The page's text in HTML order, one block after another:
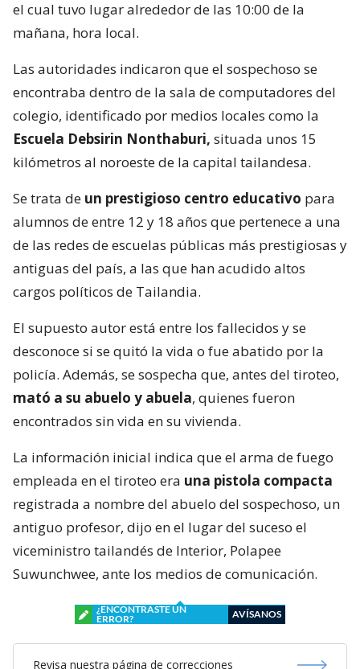
el cual tuvo lugar alrededor de las 10:00 de la
mañana, hora local.
Las autoridades indicaron que el sospechoso se
encontraba dentro de la sala de computadores del
colegio, identificado por medios locales como la
Escuela Debsirin Nonthaburi, situada unos 15
kilómetros al noroeste de la capital tailandesa.
Se trata de un prestigioso centro educativo para
alumnos de entre 12 y 18 años que pertenece a una
de las redes de escuelas públicas más prestigiosas y
antiguas del país, a las que han acudido altos
cargos políticos de Tailandia.
El supuesto autor está entre los fallecidos y se
desconoce si se quitó la vida o fue abatido por la
policía. Además, se sospecha que, antes del tiroteo,
mató a su abuelo y abuela, quienes fueron
encontrados sin vida en su vivienda.
La información inicial indica que el arma de fuego
empleada en el tiroteo era una pistola compacta
registrada a nombre del abuelo del sospechoso, un
antiguo profesor, dijo en el lugar del suceso el
viceministro tailandés de Interior, Polapee
Suwunchwee, ante los medios de comunicación.
¿ENCONTRASTE UN
ERROR?
AVÍSANOS
Revisa nuestra página de correcciones